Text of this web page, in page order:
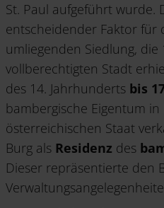
St. Paul aufgeführt wurde.
entscheidender Faktor für
umliegenden Siedlung,
vollberechtigten Stadt
des 14. Jahrhunderts bis
bambergische Eigentum
österreichischen Staat
Burg als Residenz des
Dieser repräsentierte den